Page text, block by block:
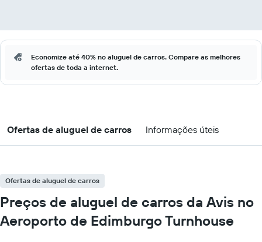
Economize até 40% no aluguel de carros. Compare as melhores
ofertas de toda a internet.
Ofertas de aluguel de carros Informações úteis
Ofertas de aluguel de carros
Preços de aluguel de carros da Avis no
Aeroporto de Edimburgo Turnhouse